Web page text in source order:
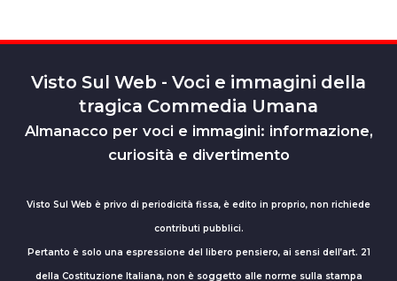
Visto Sul Web - Voci e immagini della
tragica Commedia Umana
Almanacco per voci e immagini: informazione,
curiosità e divertimento
Visto Sul Web è privo di periodicità fissa, è edito in proprio, non richiede
contributi pubblici.
Pertanto è solo una espressione del libero pensiero, ai sensi dell’art. 21
della Costituzione Italiana, non è soggetto alle norme sulla stampa